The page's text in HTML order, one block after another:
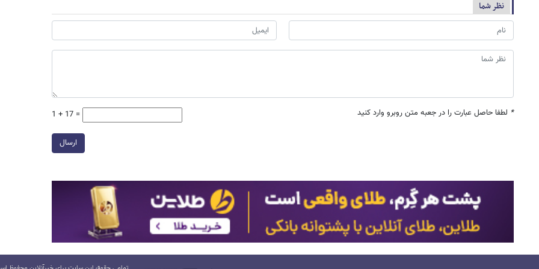
نظر شما
* لطفا حاصل عبارت را در جعبه متن روبرو وارد کنید 1 + 17 =
ارسال